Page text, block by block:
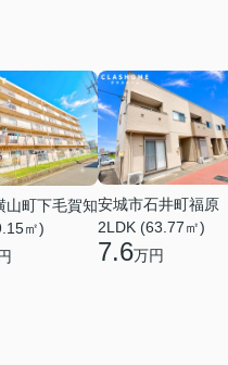
山町下毛賀知
㎡)
安城市石井町福原
2LDK (63.77㎡)
7.6万円